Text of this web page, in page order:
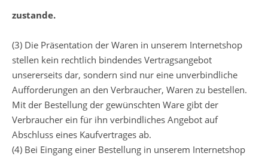
zustande.
(3) Die Präsentation der Waren in unserem Internetshop
stellen kein rechtlich bindendes Vertragsangebot
unsererseits dar, sondern sind nur eine unverbindliche
Aufforderungen an den Verbraucher, Waren zu bestellen.
Mit der Bestellung der gewünschten Ware gibt der
Verbraucher ein für ihn verbindliches Angebot auf
Abschluss eines Kaufvertrages ab.
(4) Bei Eingang einer Bestellung in unserem Internetshop